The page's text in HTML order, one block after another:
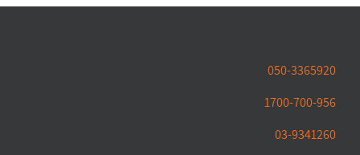
050-3365920
1700-700-956
03-9341260